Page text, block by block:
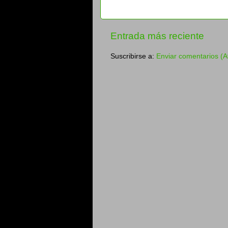
Entrada más reciente
Suscribirse a: Enviar comentarios